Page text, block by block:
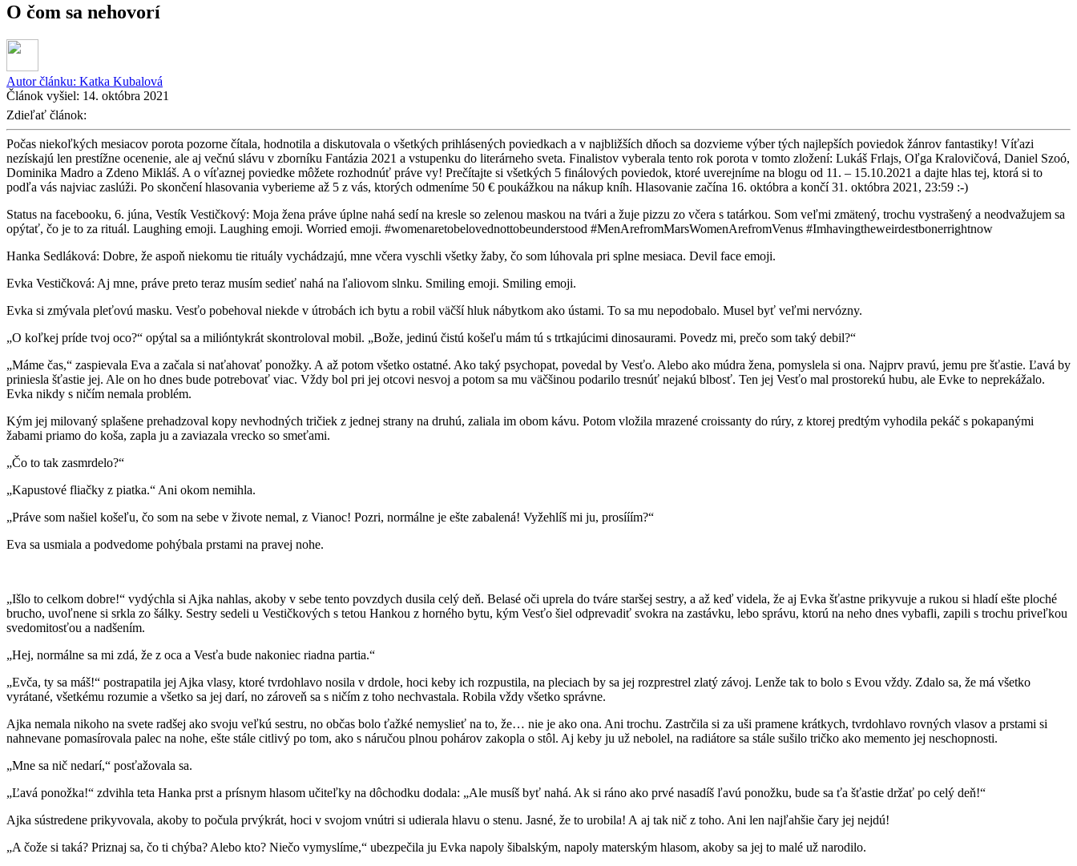
O čom sa nehovorí
Autor článku: Katka Kubalová
Článok vyšiel: 14. októbra 2021
Zdieľať článok:
Počas niekoľkých mesiacov porota pozorne čítala, hodnotila a diskutovala o všetkých prihlásených poviedkach a v najbližších dňoch sa dozvieme výber tých najlepších poviedok žánrov fantastiky! Víťazi
nezískajú len prestížne ocenenie, ale aj večnú slávu v zborníku Fantázia 2021 a vstupenku do literárneho sveta. Finalistov vyberala tento rok porota v tomto zložení: Lukáš Frlajs, Oľga Kralovičová, Daniel Szoó,
Dominika Madro a Zdeno Mikláš. A o víťaznej poviedke môžete rozhodnúť práve vy! Prečítajte si všetkých 5 finálových poviedok, ktoré uverejníme na blogu od 11. – 15.10.2021 a dajte hlas tej, ktorá si to
podľa vás najviac zaslúži. Po skončení hlasovania vyberieme až 5 z vás, ktorých odmeníme 50 € poukážkou na nákup kníh. Hlasovanie začína 16. októbra a končí 31. októbra 2021, 23:59 :-)
Status na facebooku, 6. júna, Vestík Vestičkový: Moja žena práve úplne nahá sedí na kresle so zelenou maskou na tvári a žuje pizzu zo včera s tatárkou. Som veľmi zmätený, trochu vystrašený a neodvažujem sa
opýtať, čo je to za rituál. Laughing emoji. Laughing emoji. Worried emoji. #womenaretobelovednottobeunderstood #MenArefromMarsWomenArefromVenus #Imhavingtheweirdestbonerrightnow
Hanka Sedláková: Dobre, že aspoň niekomu tie rituály vychádzajú, mne včera vyschli všetky žaby, čo som lúhovala pri splne mesiaca. Devil face emoji.
Evka Vestičková: Aj mne, práve preto teraz musím sedieť nahá na ľaliovom slnku. Smiling emoji. Smiling emoji.
Evka si zmývala pleťovú masku. Vesťo pobehoval niekde v útrobách ich bytu a robil väčší hluk nábytkom ako ústami. To sa mu nepodobalo. Musel byť veľmi nervózny.
„O koľkej príde tvoj oco?“ opýtal sa a milióntykrát skontroloval mobil. „Bože, jedinú čistú košeľu mám tú s trtkajúcimi dinosaurami. Povedz mi, prečo som taký debil?“
„Máme čas,“ zaspievala Eva a začala si naťahovať ponožky. A až potom všetko ostatné. Ako taký psychopat, povedal by Vesťo. Alebo ako múdra žena, pomyslela si ona. Najprv pravú, jemu pre šťastie. Ľavá by
priniesla šťastie jej. Ale on ho dnes bude potrebovať viac. Vždy bol pri jej otcovi nesvoj a potom sa mu väčšinou podarilo tresnúť nejakú blbosť. Ten jej Vesťo mal prostorekú hubu, ale Evke to neprekážalo.
Evka nikdy s ničím nemala problém.
Kým jej milovaný splašene prehadzoval kopy nevhodných tričiek z jednej strany na druhú, zaliala im obom kávu. Potom vložila mrazené croissanty do rúry, z ktorej predtým vyhodila pekáč s pokapanými
žabami priamo do koša, zapla ju a zaviazala vrecko so smeťami.
„Čo to tak zasmrdelo?“
„Kapustové fliačky z piatka.“ Ani okom nemihla.
„Práve som našiel košeľu, čo som na sebe v živote nemal, z Vianoc! Pozri, normálne je ešte zabalená! Vyžehlíš mi ju, prosííím?“
Eva sa usmiala a podvedome pohýbala prstami na pravej nohe.
„Išlo to celkom dobre!“ vydýchla si Ajka nahlas, akoby v sebe tento povzdych dusila celý deň. Belasé oči uprela do tváre staršej sestry, a až keď videla, že aj Evka šťastne prikyvuje a rukou si hladí ešte ploché
brucho, uvoľnene si srkla zo šálky. Sestry sedeli u Vestičkových s tetou Hankou z horného bytu, kým Vesťo šiel odprevadiť svokra na zastávku, lebo správu, ktorú na neho dnes vybafli, zapili s trochu priveľkou
svedomitosťou a nadšením.
„Hej, normálne sa mi zdá, že z oca a Vesťa bude nakoniec riadna partia.“
„Evča, ty sa máš!“ postrapatila jej Ajka vlasy, ktoré tvrdohlavo nosila v drdole, hoci keby ich rozpustila, na pleciach by sa jej rozprestrel zlatý závoj. Lenže tak to bolo s Evou vždy. Zdalo sa, že má všetko
vyrátané, všetkému rozumie a všetko sa jej darí, no zároveň sa s ničím z toho nechvastala. Robila vždy všetko správne.
Ajka nemala nikoho na svete radšej ako svoju veľkú sestru, no občas bolo ťažké nemyslieť na to, že… nie je ako ona. Ani trochu. Zastrčila si za uši pramene krátkych, tvrdohlavo rovných vlasov a prstami si
nahnevane pomasírovala palec na nohe, ešte stále citlivý po tom, ako s náručou plnou pohárov zakopla o stôl. Aj keby ju už nebolel, na radiátore sa stále sušilo tričko ako memento jej neschopnosti.
„Mne sa nič nedarí,“ posťažovala sa.
„Ľavá ponožka!“ zdvihla teta Hanka prst a prísnym hlasom učiteľky na dôchodku dodala: „Ale musíš byť nahá. Ak si ráno ako prvé nasadíš ľavú ponožku, bude sa ťa šťastie držať po celý deň!“
Ajka sústredene prikyvovala, akoby to počula prvýkrát, hoci v svojom vnútri si udierala hlavu o stenu. Jasné, že to urobila! A aj tak nič z toho. Ani len najľahšie čary jej nejdú!
„A čože si taká? Priznaj sa, čo ti chýba? Alebo kto? Niečo vymyslíme,“ ubezpečila ju Evka napoly šibalským, napoly materským hlasom, akoby sa jej to malé už narodilo.